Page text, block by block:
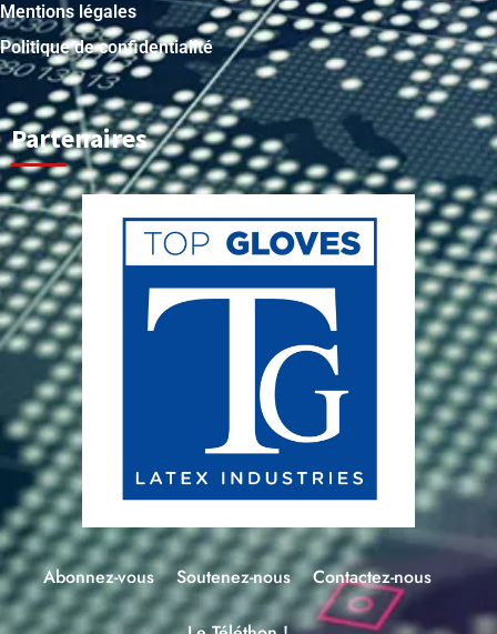
Mentions légales
Politique de confidentialité
Partenaires
Abonnez-vous Soutenez-nous Contactez-nous